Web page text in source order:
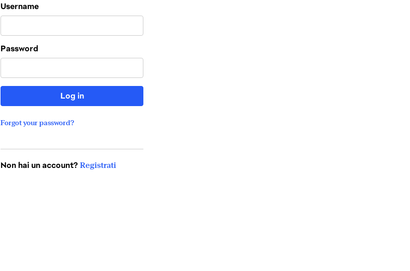
Login
Username
Password
Log in
Forgot your password?
Non hai un account? Registrati